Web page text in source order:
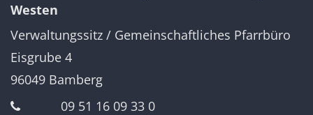
Westen
Verwaltungssitz / Gemeinschaftliches Pfarrbüro
Eisgrube 4
96049 Bamberg
09 51 16 09 33 0